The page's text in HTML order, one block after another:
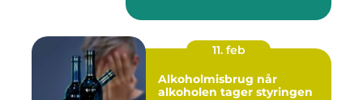
11. feb
Alkoholmisbrug når
alkoholen tager styringen